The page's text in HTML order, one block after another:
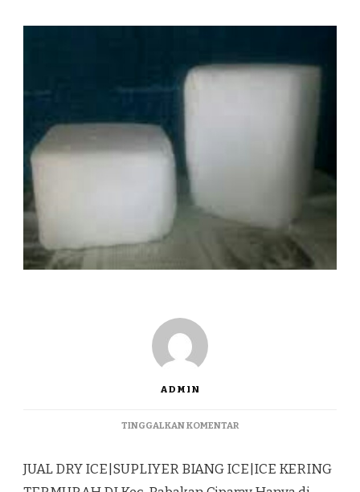
ADMIN
TINGGALKAN KOMENTARPADA
ICE|SUPLIYER
BIANG
JUAL DRY ICE|SUPLIYER BIANG ICE|ICE KERING